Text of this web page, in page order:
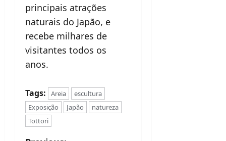
principais atrações
naturais do Japão, e
recebe milhares de
visitantes todos os
anos.
Tags: Areia
escultura
Exposição
Japão
natureza
Tottori